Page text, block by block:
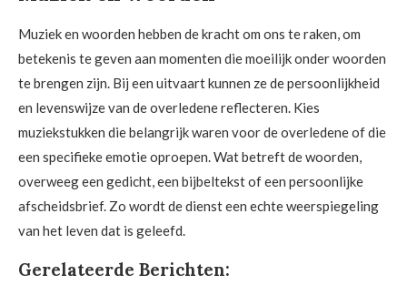
Muziek en woorden hebben de kracht om ons te raken, om
betekenis te geven aan momenten die moeilijk onder woorden
te brengen zijn. Bij een uitvaart kunnen ze de persoonlijkheid
en levenswijze van de overledene reflecteren. Kies
muziekstukken die belangrijk waren voor de overledene of die
een specifieke emotie oproepen. Wat betreft de woorden,
overweeg een gedicht, een bijbeltekst of een persoonlijke
afscheidsbrief. Zo wordt de dienst een echte weerspiegeling
van het leven dat is geleefd.
Gerelateerde Berichten: